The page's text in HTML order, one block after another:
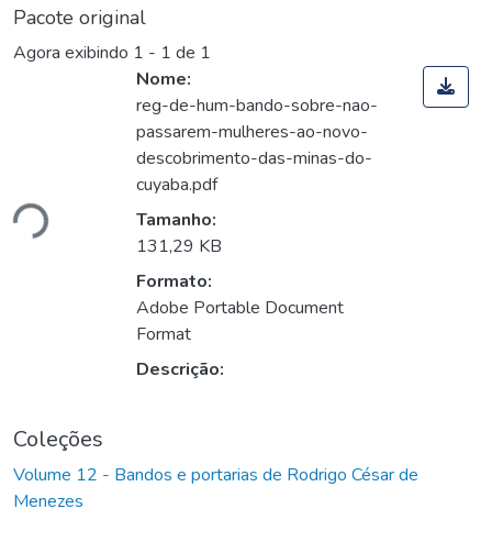
Pacote original
Agora exibindo 1 - 1 de 1
Nome:
reg-de-hum-bando-sobre-nao-
passarem-mulheres-ao-novo-
descobrimento-das-minas-do-
cuyaba.pdf
Tamanho:
131,29 KB
Formato:
Adobe Portable Document
Format
Descrição:
Coleções
Volume 12 - Bandos e portarias de Rodrigo César de
Menezes